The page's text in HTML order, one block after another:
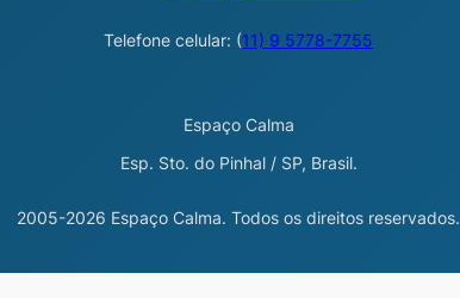
Telefone celular: (11) 9 5778-7755
Espaço Calma
Esp. Sto. do Pinhal / SP, Brasil.
2005-2026 Espaço Calma. Todos os direitos reservados.